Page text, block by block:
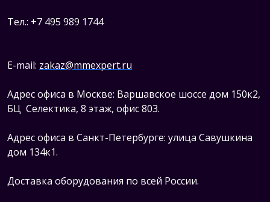
Тел.: +7 495 989 1744
E-mail: zakaz@mmexpert.ru
Адрес офиса в Москве: Варшавское шоссе дом 150к2,
БЦ Селектика, 8 этаж, офис 803.
Адрес офиса в Санкт-Петербурге: улица Савушкина
дом 134к1.
Доставка оборудования по всей России.